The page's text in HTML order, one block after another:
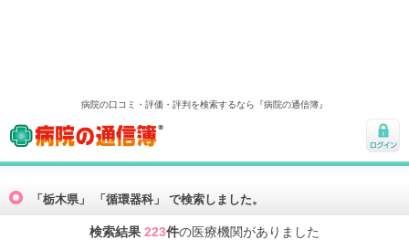
病院の口コミ・評価・評判を検索するなら『病院の通信簿』
病院の通信簿
ログ
「栃木県」 「循環器科」 で検索しました。
検索結果 223件の医療機関がありました